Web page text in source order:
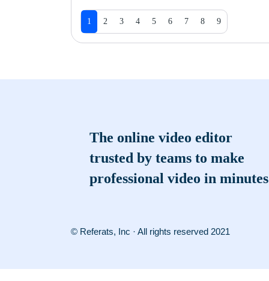
1 2 3 4 5 6 7 8 9
The online video editor
trusted by teams to make
professional video in minutes
© Referats, Inc · All rights reserved 2021